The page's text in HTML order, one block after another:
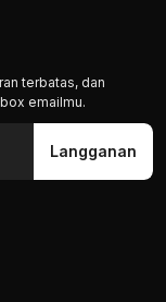
terbatas, dan
emailmu.
Langganan